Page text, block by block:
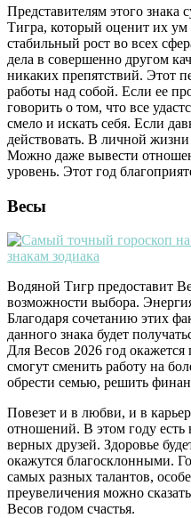
Представителям этого
Тигра, который оценит их ум
стабильный рост во всех
дела в совершенно другом
никаких препятствий. Этот
работы над собой. Если ее
говорить о том, что все
смело и искать себя. Если
действовать. В личной
Можно даже вывести
уровень. Этот год
Весы
Водяной Тигр предоставит
возможности выбора.
Благодаря сочетанию этих
данного знака будет
Для Весов 2026 год
смогут сменить работу на
обрести семью, решить
Повезет и в любви, и в
отношений. В этом году есть
верных друзей. Здоровье
окажутся благосклонными.
самых разных талантов,
преувеличения можно
Весов годом счастья.